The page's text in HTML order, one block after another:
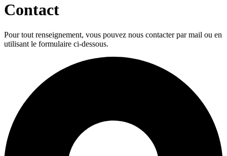
Contact
Pour tout renseignement, vous pouvez nous contacter par mail ou en
utilisant le formulaire ci-dessous.